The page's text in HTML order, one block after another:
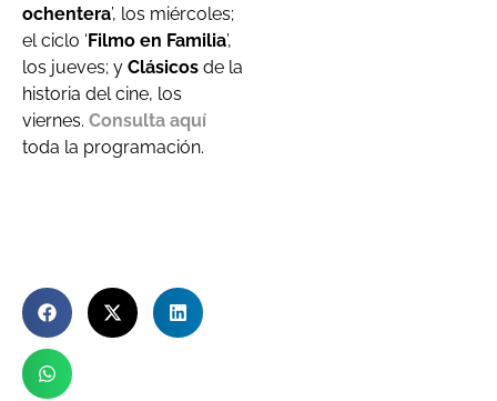
ochentera’, los miércoles;
el ciclo ‘Filmo en Familia’,
los jueves; y Clásicos de la
historia del cine, los
viernes. Consulta aquí
toda la programación.